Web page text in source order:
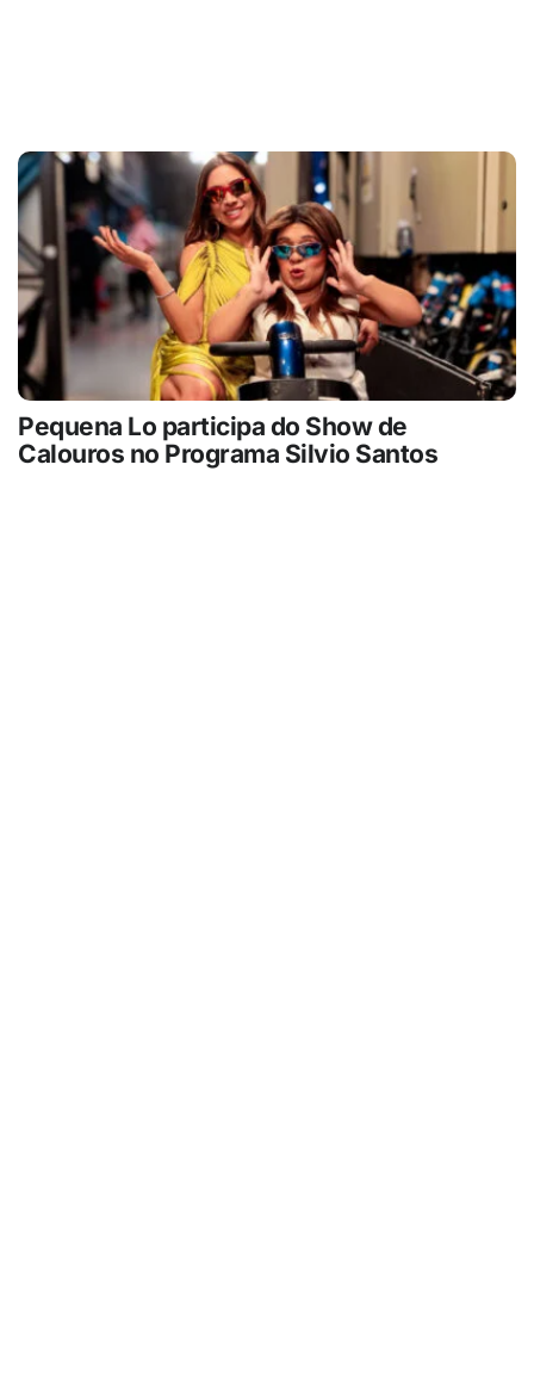
Pequena Lo participa do Show de
Calouros no Programa Silvio Santos